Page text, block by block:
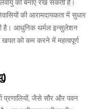
को बनाए रख सकती हैं।
की आरामदायकता में सुधार
है। आधुनिक थर्मल इन्सुलेशन
को कम करने में महत्वपूर्ण
प्रणालियों, जैसे सौर और पवन